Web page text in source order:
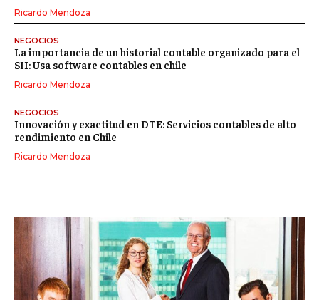
Ricardo Mendoza
NEGOCIOS
La importancia de un historial contable organizado para el
SII: Usa software contables en chile
Ricardo Mendoza
NEGOCIOS
Innovación y exactitud en DTE: Servicios contables de alto
rendimiento en Chile
Ricardo Mendoza